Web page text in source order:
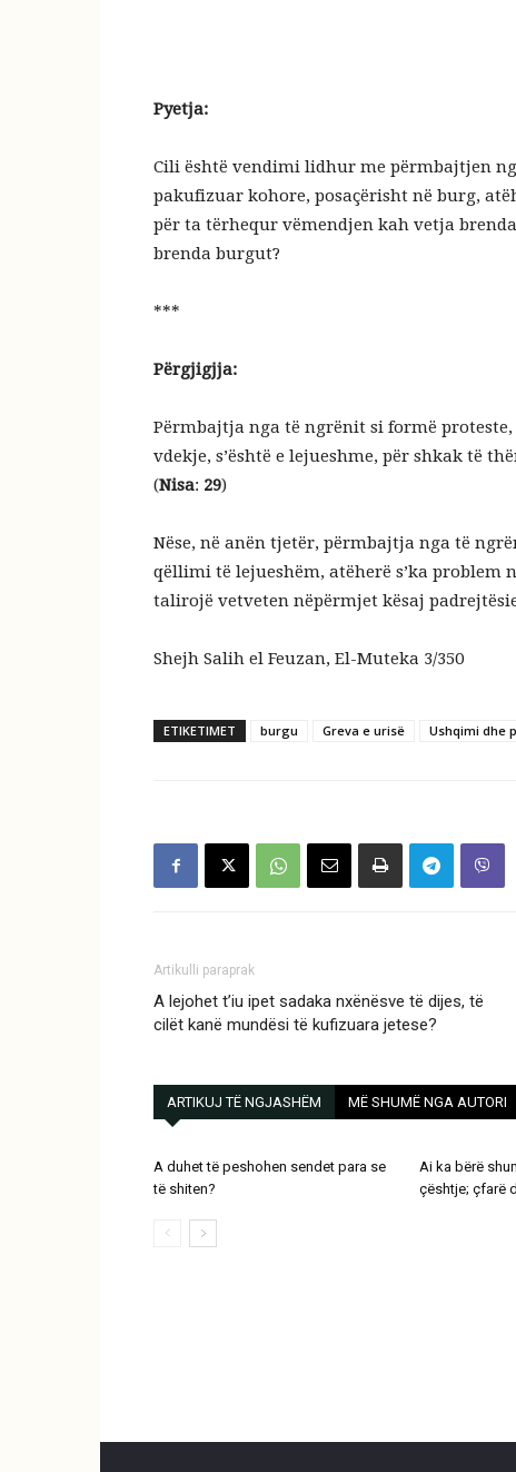
Pyetja:
Cili është vendimi lidhur me përmbajtjen
pakufizuar kohore, posaçërisht në burg,
për ta tërhequr vëmendjen kah vetja
brenda burgut?
***
Përgjigjja:
Përmbajtja nga të ngrënit si formë
vdekje, s’është e lejueshme, për shkak të
(Nisa: 29)
Nëse, në anën tjetër, përmbajtja nga të
qëllimi të lejueshëm, atëherë s’ka problem
talirojë vetveten nëpërmjet kësaj
Shejh Salih el Feuzan, El-Muteka 3/350
ETIKETIMET burgu Greva e urisë Ushqimi dhe
Artikulli paraprak
A lejohet t’iu ipet sadaka nxënësve të dijes, të
cilët kanë mundësi të kufizuara jetese?
ARTIKUJ TË NGJASHËM MË SHUMË NGA AUTORI
A duhet të peshohen sendet para se
të shiten?
Ai ka bërë
çështje; çfarë